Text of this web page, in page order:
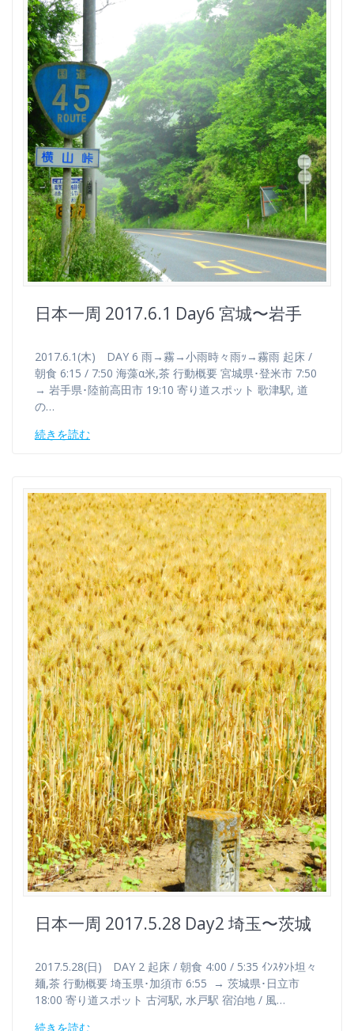
日本一周 2017.6.1 Day6 宮城〜岩手
2017.6.1(木) DAY 6 雨→霧→小雨時々雨ｯ→霧雨 起床 /
朝食 6:15 / 7:50 海藻α米,茶 行動概要 宮城県･登米市 7:50
→ 岩手県･陸前高田市 19:10 寄り道スポット 歌津駅, 道
の…
続きを読む
日本一周 2017.5.28 Day2 埼玉〜茨城
2017.5.28(日) DAY 2 起床 / 朝食 4:00 / 5:35 ｲﾝｽﾀﾝﾄ坦々
麺,茶 行動概要 埼玉県･加須市 6:55 → 茨城県･日立市
18:00 寄り道スポット 古河駅, 水戸駅 宿泊地 / 風…
続きを読む